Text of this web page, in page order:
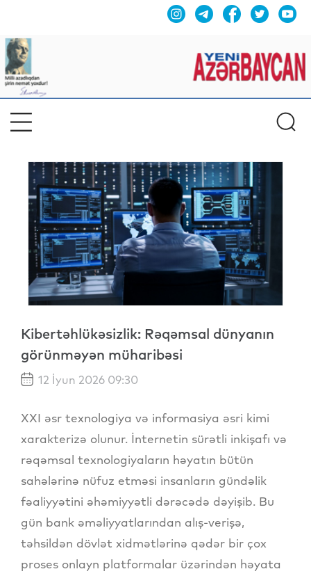
Kibertəhlükəsizlik: Rəqəmsal dünyanın
görünməyən müharibəsi
12 İyun 2026 09:30
XXI əsr texnologiya və informasiya əsri kimi
xarakterizə olunur. İnternetin sürətli inkişafı və
rəqəmsal texnologiyaların həyatın bütün
sahələrinə nüfuz etməsi insanların gündəlik
fəaliyyətini əhəmiyyətli dərəcədə dəyişib. Bu
gün bank əməliyyatlarından alış-verişə,
təhsildən dövlət xidmətlərinə qədər bir çox
proses onlayn platformalar üzərindən həyata